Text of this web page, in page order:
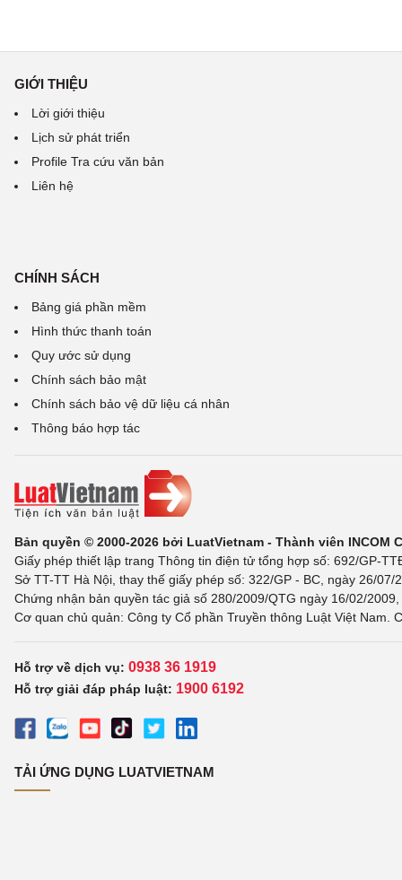
GIỚI THIỆU
Lời giới thiệu
Lịch sử phát triển
Profile Tra cứu văn bản
Liên hệ
CHÍNH SÁCH
Bảng giá phần mềm
Hình thức thanh toán
Quy ước sử dụng
Chính sách bảo mật
Chính sách bảo vệ dữ liệu cá nhân
Thông báo hợp tác
Bản quyền © 2000-2026 bởi LuatVietnam - Thành viên INCOM
Giấy phép thiết lập trang Thông tin điện tử tổng hợp số: 692/GP-
Sở TT-TT Hà Nội, thay thế giấy phép số: 322/GP - BC, ngày 26/
Chứng nhận bản quyền tác giả số 280/2009/QTG ngày 16/02/
Cơ quan chủ quản: Công ty Cổ phần Truyền thông Luật Việt Nam.
Hỗ trợ về dịch vụ: 0938 36 1919
Hỗ trợ giải đáp pháp luật: 1900 6192
TẢI ỨNG DỤNG LUATVIETNAM